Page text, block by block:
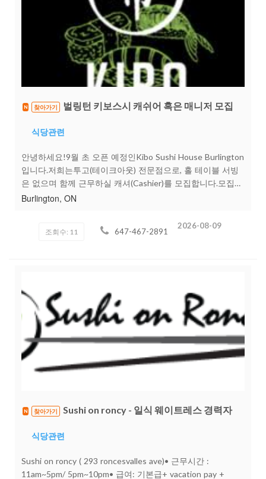
N 찾아가기 벌링턴 키보스시 캐쉬어 혹은 매니저 모집
식당관련
안녕하세요!9월 초 오픈 예정인Kibo Sushi House Burlington
입니다.저희는투고(테이크아웃) 전문점으로, 홀 테이블 서빙
은 없으며 함께 근무하실 캐셔(Cashier)를 모집합니다.모집
분야Cashier (풀타임 / 파트타임)업무 내용투고 주문 포장고
Minimum Wage부터 시작트레이닝 기간끝나면 바로 $18.5불
로 인상근무 능력, 경력 및 매출 성장에 따라 순차적으로 시급
격적으로 매장 운영해보고 싶은분도 있으시면 지원바랍니다.
성실하고 밝게 손님을 응대해 주실 분들의 많은 지원 바랍니
다.문의 및 지원647-467-2891
Burlington, ON
조회수: 11 647-467-2891
2026-08-09
N 찾아가기 Sushi on roncy - 일식 웨이트레스 경력자
식당관련
Sushi on roncy ( 293 roncesvalles ave)• 근무시간 :
11am~5pm/ 5pm~10pm• 급여: 기본급+ vacation pay +